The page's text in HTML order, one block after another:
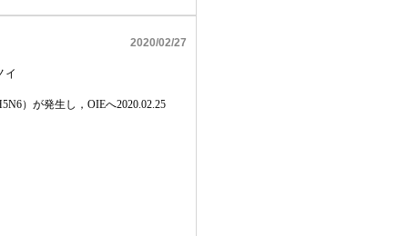
2020/02/27
イ
）が発生し， OIEへ2020.02.25